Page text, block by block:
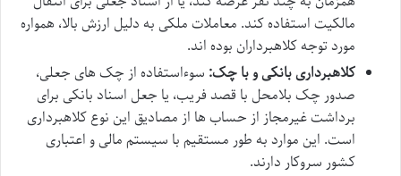
مالکیت استفاده کند. معاملات ملکی به دلیل ارزش بالا، همواره
مورد توجه کلاهبرداران بوده اند.
کلاهبرداری بانکی و با چک: سوءاستفاده از چک های جعلی،
صدور چک بلامحل با قصد فریب، یا جعل اسناد بانکی برای
برداشت غیرمجاز از حساب ها از مصادیق این نوع کلاهبرداری
است. این موارد به طور مستقیم با سیستم مالی و اعتباری
کشور سروکار دارند.